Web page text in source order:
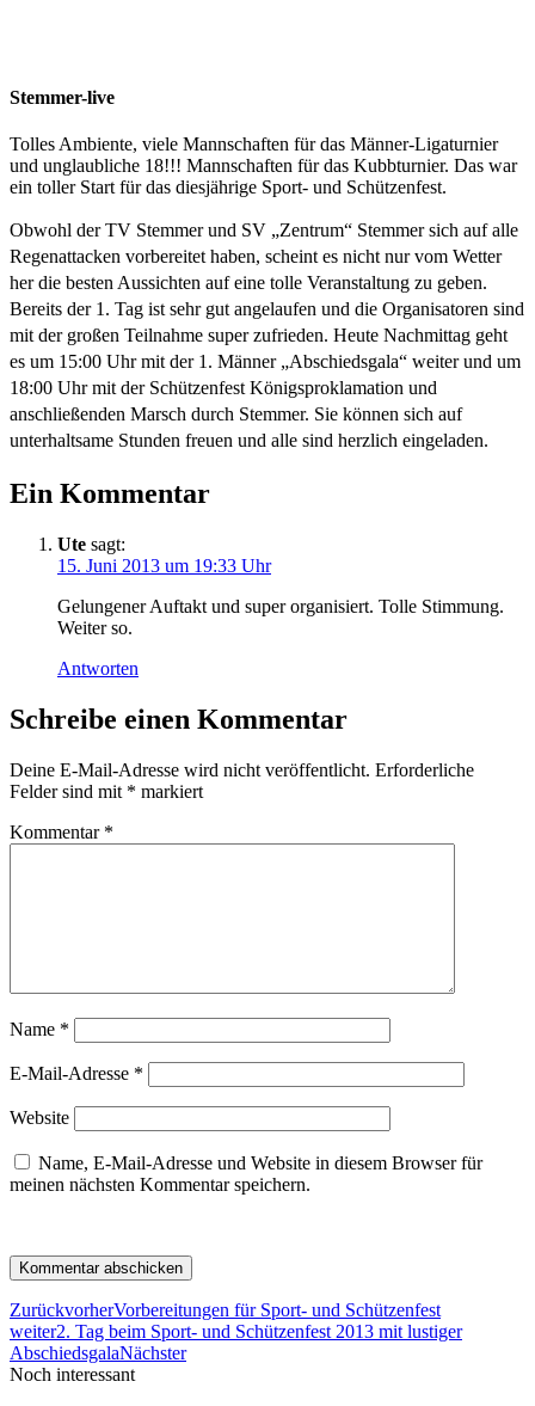
Stemmer-live
Tolles Ambiente, viele Mannschaften für das Männer-Ligaturnier
und unglaubliche 18!!! Mannschaften für das Kubbturnier. Das war
ein toller Start für das diesjährige Sport- und Schützenfest.
Obwohl der TV Stemmer und SV „Zentrum“ Stemmer sich auf alle
Regenattacken vorbereitet haben, scheint es nicht nur vom Wetter
her die besten Aussichten auf eine tolle Veranstaltung zu geben.
Bereits der 1. Tag ist sehr gut angelaufen und die Organisatoren sind
mit der großen Teilnahme super zufrieden. Heute Nachmittag geht
es um 15:00 Uhr mit der 1. Männer „Abschiedsgala“ weiter und um
18:00 Uhr mit der Schützenfest Königsproklamation und
anschließenden Marsch durch Stemmer. Sie können sich auf
unterhaltsame Stunden freuen und alle sind herzlich eingeladen.
Ein Kommentar
Ute sagt:
15. Juni 2013 um 19:33 Uhr
Gelungener Auftakt und super organisiert. Tolle Stimmung.
Weiter so.
Antworten
Schreibe einen Kommentar
Deine E-Mail-Adresse wird nicht veröffentlicht. Erforderliche
Felder sind mit * markiert
Kommentar *
Name *
E-Mail-Adresse *
Website
Name, E-Mail-Adresse und Website in diesem Browser für
meinen nächsten Kommentar speichern.
ZurückvorherVorbereitungen für Sport- und Schützenfest
weiter2. Tag beim Sport- und Schützenfest 2013 mit lustiger
AbschiedsgalaNächster
Noch interessant